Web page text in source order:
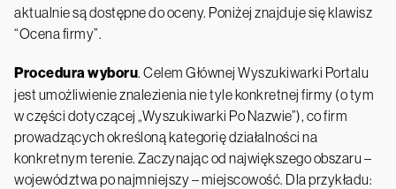
aktualnie są dostępne do oceny. Poniżej znajduje się klawisz
“Ocena firmy”.
Procedura wyboru. Celem Głównej Wyszukiwarki Portalu
jest umożliwienie znalezienia nie tyle konkretnej firmy (o tym
w części dotyczącej „Wyszukiwarki Po Nazwie”), co firm
prowadzących określoną kategorię działalności na
konkretnym terenie. Zaczynając od największego obszaru –
województwa po najmniejszy – miejscowość. Dla przykładu: